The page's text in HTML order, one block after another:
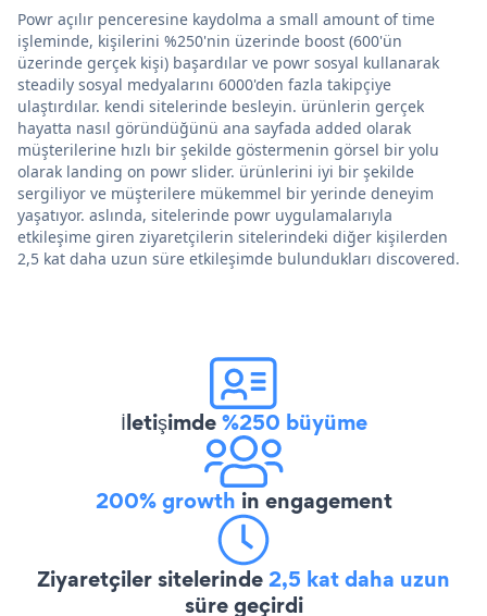
Powr açılır penceresine kaydolma a small amount of time
işleminde, kişilerini %250'nin üzerinde boost (600'ün
üzerinde gerçek kişi) başardılar ve powr sosyal kullanarak
steadily sosyal medyalarını 6000'den fazla takipçiye
ulaştırdılar. kendi sitelerinde besleyin. ürünlerin gerçek
hayatta nasıl göründüğünü ana sayfada added olarak
müşterilerine hızlı bir şekilde göstermenin görsel bir yolu
olarak landing on powr slider. ürünlerini iyi bir şekilde
sergiliyor ve müşterilere mükemmel bir yerinde deneyim
yaşatıyor. aslında, sitelerinde powr uygulamalarıyla
etkileşime giren ziyaretçilerin sitelerindeki diğer kişilerden
2,5 kat daha uzun süre etkileşimde bulundukları discovered.
İletişimde%250 büyüme
200% growth in engagement
Ziyaretçiler sitelerinde2,5 kat daha uzun
süre geçirdi